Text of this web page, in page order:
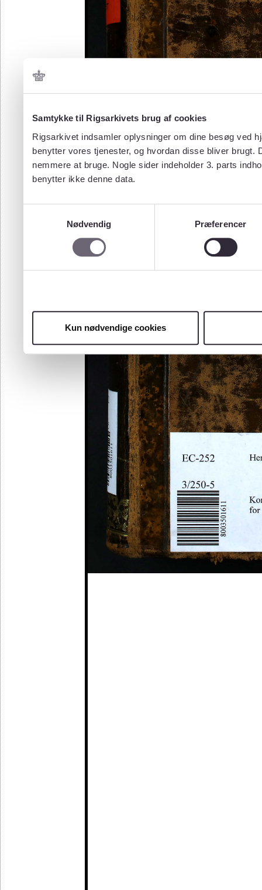
Samtykke til Rigsarkivets brug af cookies
Rigsarkivet indsamler oplysninger om dine besøg ved
benytter vores tjenester, og hvordan disse bliver
nemmere at bruge. Nogle sider indeholder 3. parts
benytter ikke denne data.
Nødvendig
Præferencer
Kun nødvendige cookies